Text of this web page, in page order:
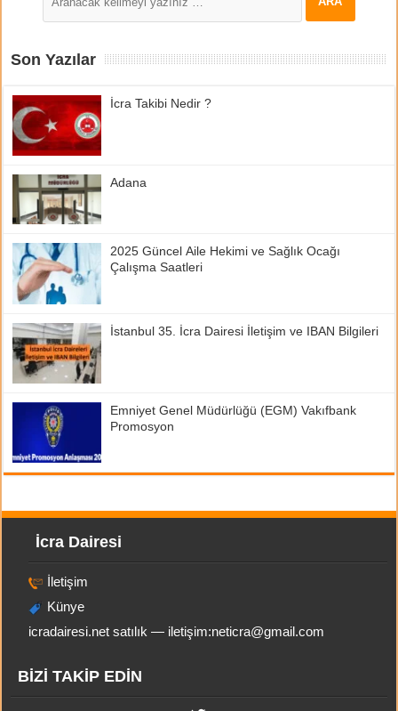
Son Yazılar
İcra Takibi Nedir ?
Adana
2025 Güncel Aile Hekimi ve Sağlık Ocağı
Çalışma Saatleri
İstanbul 35. İcra Dairesi İletişim ve IBAN Bilgileri
Emniyet Genel Müdürlüğü (EGM) Vakıfbank
Promosyon
İcra Dairesi
İletişim
Künye
icradairesi.net satılık — iletişim:neticra@gmail.com
BİZİ TAKİP EDİN